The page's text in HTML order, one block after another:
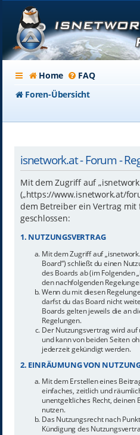
Home FAQ
Foren-Übersicht
isnetwork.at - Forum -
Mit dem Zugriff auf
(„https://www.isnetwork.at/
dem Betreiber ein Vertrag mit
geschlossen:
1. NUTZUNGSVERTRAG
Mit dem Zugriff auf
Board“) schließt du einen
des Boards ab (im Folgenden
den nachfolgenden
Wenn du mit diesen
darfst du das Board nicht
Boards gelten jeweils die an
Regelungen.
Der Nutzungsvertrag wird
und kann von beiden Seiten
jederzeit gekündigt werden.
2. EINRÄUMUNG VON
Mit dem Erstellen eines
einfaches, zeitlich und
unentgeltliches Recht, deinen
nutzen.
Das Nutzungsrecht nach
Kündigung des